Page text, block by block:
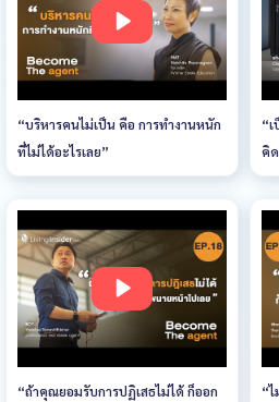
“บริหารคนไม่เป็น คือ การทำงานหนัก
ที่ไม่ได้อะไรเลย”
“
คิ
“ถ้าคุณยอมรับการปฏิเสธไม่ได้ ก็ออก
“